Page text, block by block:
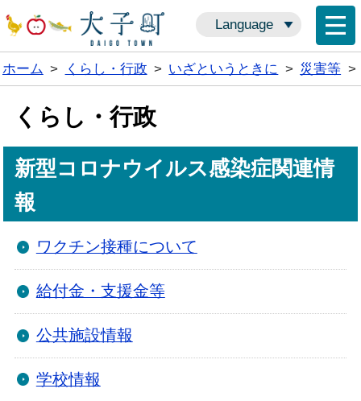
Language
ホーム > くらし・行政 > いざというときに > 災害等 >
くらし・行政
新型コロナウイルス感染症関連情
報
ワクチン接種について
給付金・支援金等
公共施設情報
学校情報